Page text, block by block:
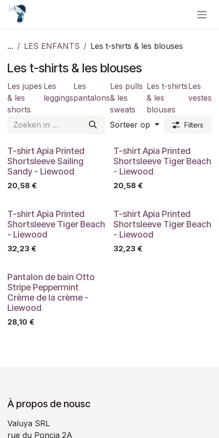
Overslaan naar inhoud
... LES ENFANTS Les t-shirts & les blouses
Les t-shirts & les blouses
Les jupes
& les
shorts
Les
leggings
Les
pantalons
Les pulls
& les
sweats
Les t-shirts
& les
blouses
Les
vestes
Sorteer op Filters
T-shirt Apia Printed
Shortsleeve Sailing
Sandy - Liewood
20,58 €
T-shirt Apia Printed
Shortsleeve Tiger Beach
- Liewood
20,58€
T-shirt Apia Printed
Shortsleeve Tiger Beach
- Liewood
32,23 €
T-shirt Apia Printed
Shortsleeve Tiger Beach
- Liewood
32,23€
Pantalon de bain Otto
Stripe Peppermint
Crème de la crème -
Liewood
28,10 €
À propos de nousc
Valuya SRL
rue du Poncia 2A